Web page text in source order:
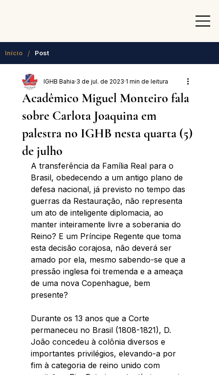
Início / Post
Acadêmico Miguel Monteiro fala
sobre Carlota Joaquina em
palestra no IGHB nesta quarta (5)
de julho
IGHB Bahia 3 de jul. de 2023 1 min de leitura
A transferência da Família Real para o
Brasil, obedecendo a um antigo plano de
defesa nacional, já previsto no tempo das
guerras da Restauração, não representa
um ato de inteligente diplomacia, ao
manter inteiramente livre a soberania do
Reino? E um Príncipe Regente que toma
esta decisão corajosa, não deverá ser
amado por ela, mesmo sabendo-se que a
pressão inglesa foi tremenda e a ameaça
de uma nova Copenhague, bem
presente?
Durante os 13 anos que a Corte
permaneceu no Brasil (1808-1821), D.
João concedeu à colônia diversos e
importantes privilégios, elevando-a por
fim à categoria de reino unido com